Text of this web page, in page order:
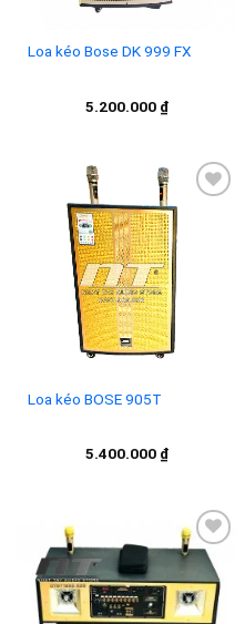
Loa kéo Bose DK 999 FX
5.200.000 ₫
Loa kéo BOSE 905T
5.400.000 ₫
Add to
wishlist